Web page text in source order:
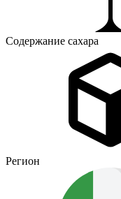
Содержание сахара
Регион